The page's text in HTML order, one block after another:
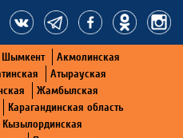
Шымкент
Акмолинская
Атырауская
Жамбылская
Карагандинская область
Кызылординская